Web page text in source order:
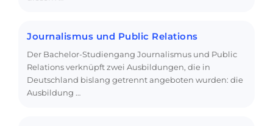
Journalismus und Public Relations
Der Bachelor-Studiengang Journalismus und Public
Relations verknüpft zwei Ausbildungen, die in
Deutschland bislang getrennt angeboten wurden: die
Ausbildung …